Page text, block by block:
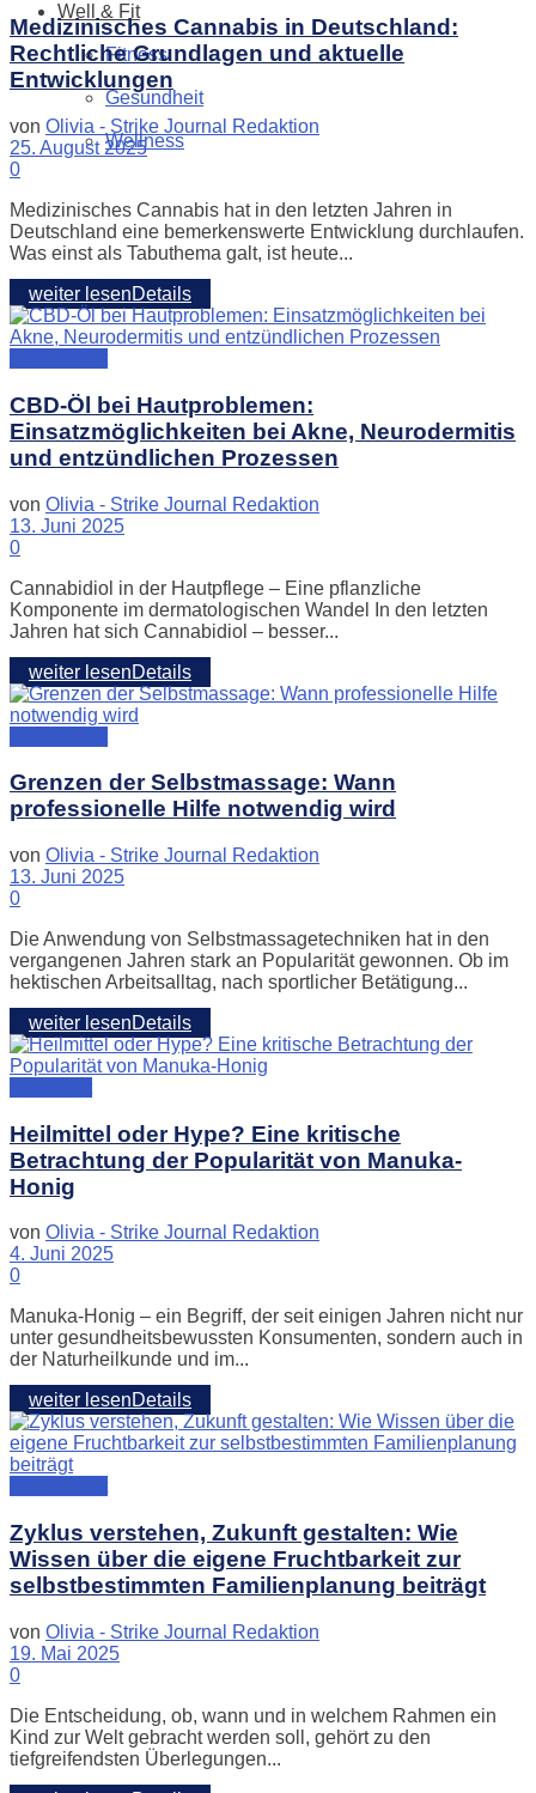
Well & Fit
Fitness
Gesundheit
Wellness
Medizinisches Cannabis in Deutschland:
Rechtliche Grundlagen und aktuelle
Entwicklungen
von Olivia - Strike Journal Redaktion
25. August 2025
0
Medizinisches Cannabis hat in den letzten Jahren in
Deutschland eine bemerkenswerte Entwicklung durchlaufen.
Was einst als Tabuthema galt, ist heute...
weiter lesenDetails
CBD-Öl bei Hautproblemen:
Einsatzmöglichkeiten bei Akne, Neurodermitis
und entzündlichen Prozessen
von Olivia - Strike Journal Redaktion
13. Juni 2025
0
Cannabidiol in der Hautpflege – Eine pflanzliche
Komponente im dermatologischen Wandel In den letzten
Jahren hat sich Cannabidiol – besser...
weiter lesenDetails
Grenzen der Selbstmassage: Wann
professionelle Hilfe notwendig wird
von Olivia - Strike Journal Redaktion
13. Juni 2025
0
Die Anwendung von Selbstmassagetechniken hat in den
vergangenen Jahren stark an Popularität gewonnen. Ob im
hektischen Arbeitsalltag, nach sportlicher Betätigung...
weiter lesenDetails
Heilmittel oder Hype? Eine kritische
Betrachtung der Popularität von Manuka-
Honig
von Olivia - Strike Journal Redaktion
4. Juni 2025
0
Manuka-Honig – ein Begriff, der seit einigen Jahren nicht nur
unter gesundheitsbewussten Konsumenten, sondern auch in
der Naturheilkunde und im...
weiter lesenDetails
Zyklus verstehen, Zukunft gestalten: Wie
Wissen über die eigene Fruchtbarkeit zur
selbstbestimmten Familienplanung beiträgt
von Olivia - Strike Journal Redaktion
19. Mai 2025
0
Die Entscheidung, ob, wann und in welchem Rahmen ein
Kind zur Welt gebracht werden soll, gehört zu den
tiefgreifendsten Überlegungen...